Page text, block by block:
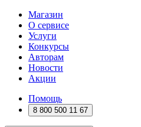
Магазин
О сервисе
Услуги
Конкурсы
Авторам
Новости
Акции
Помощь
8 800 500 11 67